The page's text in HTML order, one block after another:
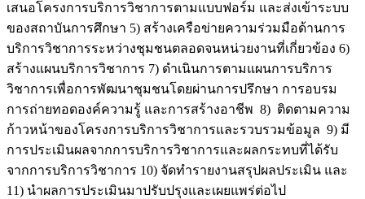
เสนอโครงการบริการวิชาการตามแบบฟอร์ม และส่งเข้าระบบ
ของสถาบันการศึกษา 5) สร้างเครือข่ายความร่วมมือด้านการ
บริการวิชาการระหว่างชุมชนตลอดจนหน่วยงานที่เกี่ยวข้อง 6)
สร้างแผนบริการวิชาการ 7) ดำเนินการตามแผนการบริการ
วิชาการเพื่อการพัฒนาชุมชนโดยผ่านการปรึกษา การอบรม
การถ่ายทอดองค์ความรู้ และการสร้างอาชีพ 8) ติดตามความ
ก้าวหน้าของโครงการบริการวิชาการและรวบรวมข้อมูล 9) มี
การประเมินผลจากการบริการวิชาการและผลกระทบที่ได้รับ
จากการบริการวิชาการ 10) จัดทำรายงานสรุปผลประเมิน และ
11) นำผลการประเมินมาปรับปรุงและเผยแพร่ต่อไป